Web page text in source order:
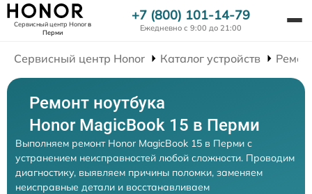
Сервисный центр Honorв
Перми
+7 (800) 101-14-79
Ежедневно с 9:00 до 21:00
Сервисный центр Honor Каталог устройств
Ремонт ноутбука
Honor MagicBook 15 в Перми
Выполняем ремонт Honor MagicBook 15 в Перми с
устранением неисправностей любой сложности. Проводим
диагностику, выявляем причины поломки, заменяем
неисправные детали и восстанавливаем